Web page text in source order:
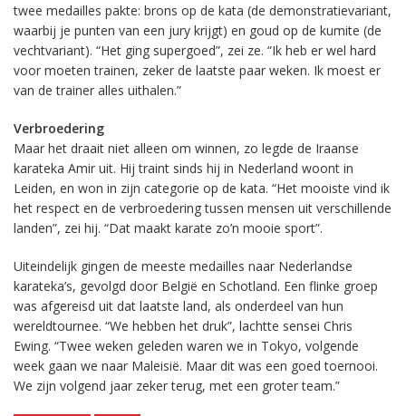
twee medailles pakte: brons op de kata (de demonstratievariant,
waarbij je punten van een jury krijgt) en goud op de kumite (de
vechtvariant). “Het ging supergoed”, zei ze. “Ik heb er wel hard
voor moeten trainen, zeker de laatste paar weken. Ik moest er
van de trainer alles uithalen.”
Verbroedering
Maar het draait niet alleen om winnen, zo legde de Iraanse
karateka Amir uit. Hij traint sinds hij in Nederland woont in
Leiden, en won in zijn categorie op de kata. “Het mooiste vind ik
het respect en de verbroedering tussen mensen uit verschillende
landen”, zei hij. “Dat maakt karate zo’n mooie sport”.
Uiteindelijk gingen de meeste medailles naar Nederlandse
karateka’s, gevolgd door België en Schotland. Een flinke groep
was afgereisd uit dat laatste land, als onderdeel van hun
wereldtournee. “We hebben het druk”, lachtte sensei Chris
Ewing. “Twee weken geleden waren we in Tokyo, volgende
week gaan we naar Maleisië. Maar dit was een goed toernooi.
We zijn volgend jaar zeker terug, met een groter team.”